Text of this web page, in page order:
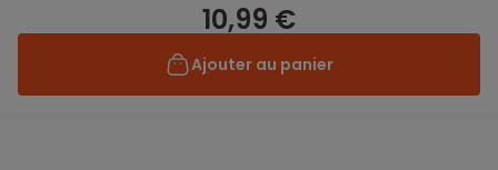
10,99 €
Ajouter au panier